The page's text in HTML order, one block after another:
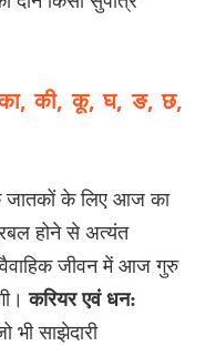
की, कू, घ, ङ, छ,
जातकों के लिए आज का
होने से अत्यंत
वैवाहिक जीवन में आज गुरु
करियर एवं धन:
साझेदारी